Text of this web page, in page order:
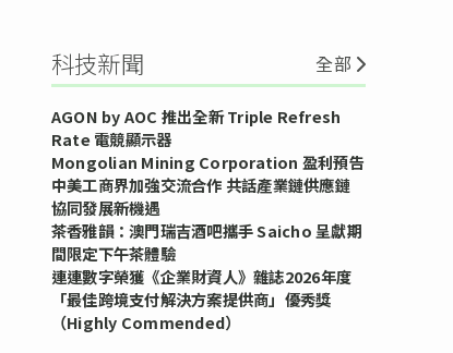
科技新聞 全部
AGON by AOC 推出全新 Triple Refresh
Rate 電競顯示器
Mongolian Mining Corporation 盈利預告
中美工商界加強交流合作 共話產業鏈供應鏈
協同發展新機遇
茶香雅韻：澳門瑞吉酒吧攜手 Saicho 呈獻期
間限定下午茶體驗
連連數字榮獲《企業財資人》雜誌2026年度
「最佳跨境支付解決方案提供商」優秀獎
（Highly Commended）